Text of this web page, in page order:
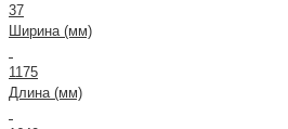
37
Ширина (мм)
1175
Длина (мм)